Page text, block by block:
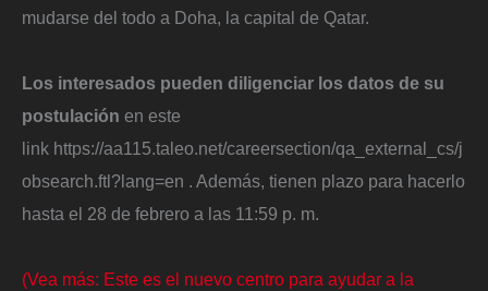
mudarse del todo a Doha, la capital de Qatar.
Los interesados pueden diligenciar los datos de su
postulación en este
link https://aa115.taleo.net/careersection/qa_external_cs/j
obsearch.ftl?lang=en . Además, tienen plazo para hacerlo
hasta el 28 de febrero a las 11:59 p. m.
(Vea más: Este es el nuevo centro para ayudar a la